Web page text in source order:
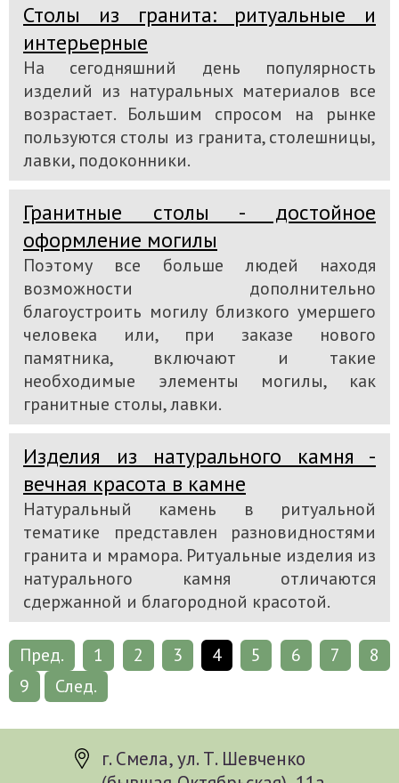
Столы из гранита: ритуальные и
интерьерные
На сегодняшний день популярность
изделий из натуральных материалов все
возрастает. Большим спросом на рынке
пользуются столы из гранита, столешницы,
лавки, подоконники.
Гранитные столы - достойное
оформление могилы
Поэтому все больше людей находя
возможности дополнительно
благоустроить могилу близкого умершего
человека или, при заказе нового
памятника, включают и такие
необходимые элементы могилы, как
гранитные столы, лавки.
Изделия из натурального камня -
вечная красота в камне
Натуральный камень в ритуальной
тематике представлен разновидностями
гранита и мрамора. Ритуальные изделия из
натурального камня отличаются
сдержанной и благородной красотой.
Пред. 1 2 3 4 5 6 7
8
9
След.
г. Смела, ул. Т. Шевченко